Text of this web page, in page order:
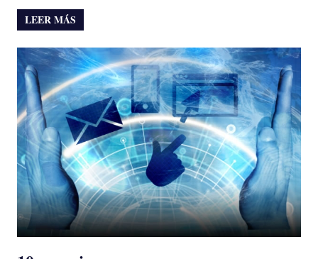
LEER MÁS